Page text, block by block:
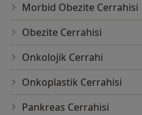
Morbid Obezite Cerrahisi
Obezite Cerrahisi
Onkolojik Cerrahi
Onkoplastik Cerrahisi
Pankreas Cerrahisi